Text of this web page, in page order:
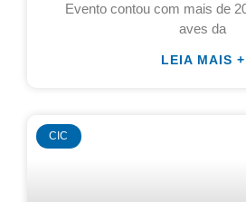
Evento contou com mais de
aves da
LEIA MAIS +
CIC